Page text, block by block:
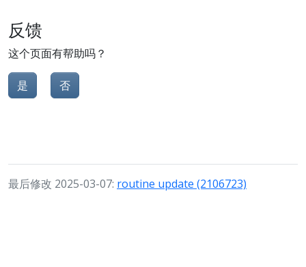
反馈
这个页面有帮助吗？
是 否
最后修改 2025-03-07: routine update (2106723)